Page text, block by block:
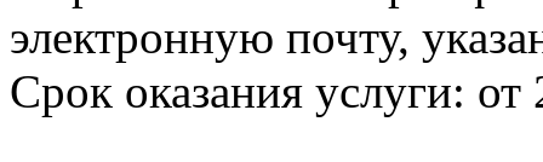
электронную почту,
Срок оказания услуги: от